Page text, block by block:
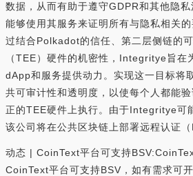
数据，从而有助于遵守GDPR和其他隐
能够使用其服务来证明所有与隐私相关
过结合Polkadot的信任、第二层侧链的
（TEE）硬件的机密性，Integritye旨在
dApp和服务提供动力。实现这一目标将
共可审计性和透明度，以使每个人都能
正的TEE硬件上执行。由于Integritye可
该公司将在公共区块链上部署远程认证（
动态 | CoinText平台可支持
CoinText平台可支持BSV，如有需求可